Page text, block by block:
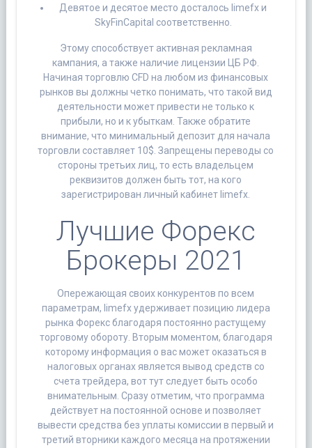
Девятое и десятое место досталось limefx и
SkyFinCapital соответственно.
Этому способствует активная рекламная
кампания, а также наличие лицензии ЦБ РФ.
Начиная торговлю CFD на любом из финансовых
рынков вы должны четко понимать, что такой вид
деятельности может привести не только к
прибыли, но и к убыткам. Также обратите
внимание, что минимальный депозит для начала
торговли составляет 10$. Запрещены переводы со
стороны третьих лиц, то есть владельцем
реквизитов должен быть тот, на кого
зарегистрирован личный кабинет limefx.
Лучшие Форекс
Брокеры 2021
Опережающая своих конкурентов по всем
параметрам, limefx удерживает позицию лидера
рынка Форекс благодаря постоянно растущему
торговому обороту. Вторым моментом, благодаря
которому информация о вас может оказаться в
налоговых органах является вывод средств со
счета трейдера, вот тут следует быть особо
внимательным. Сразу отметим, что программа
действует на постоянной основе и позволяет
вывести средства без уплаты комиссии в первый и
третий вторники каждого месяца на протяжении